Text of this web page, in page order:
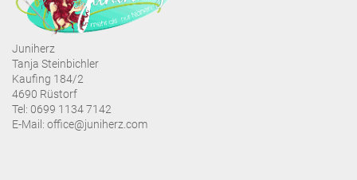
Juniherz
Tanja Steinbichler
Kaufing 184/2
4690 Rüstorf
Tel: 0699 1134 7142
E-Mail: office@juniherz.com